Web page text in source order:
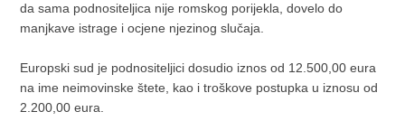
da sama podnositeljica nije romskog porijekla, dovelo do
manjkave istrage i ocjene njezinog slučaja.
Europski sud je podnositeljici dosudio iznos od 12.500,00 eura
na ime neimovinske štete, kao i troškove postupka u iznosu od
2.200,00 eura.